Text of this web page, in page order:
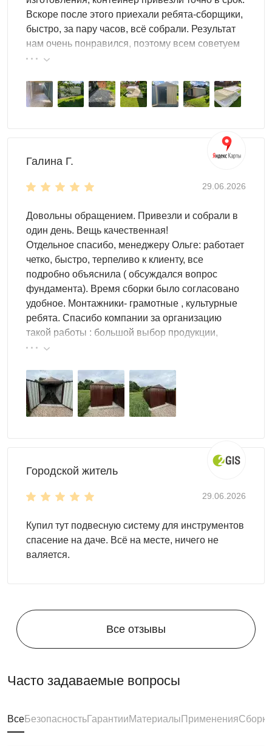
Вскоре после этого приехали ребята-сборщики,
быстро, за пару часов, всё собрали. Результат
нам очень понравился, поэтому всем советуем
эту фирму.
Галина Г.
29.06.2026
Довольны обращением. Привезли и собрали в
один день. Вещь качественная!
Отдельное спасибо, менеджеру Ольге: работает
четко, быстро, терпеливо к клиенту, все
подробно объяснила ( обсуждался вопрос
фундамента). Время сборки было согласовано
удобное. Монтажники- грамотные , культурные
ребята. Спасибо компании за организацию
такой работы : большой выбор продукции,
реальные цены.
Городской житель
29.06.2026
Купил тут подвесную систему для инструментов
спасение на даче. Всё на месте, ничего не
валяется.
Все отзывы
Часто задаваемые вопросы
ВсеБезопасность ГарантииМатериалы ПримененияСборка